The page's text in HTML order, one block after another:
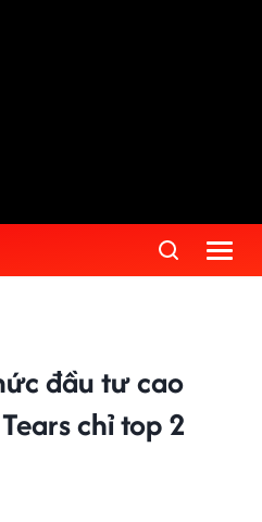
đầu tư cao
chỉ top 2